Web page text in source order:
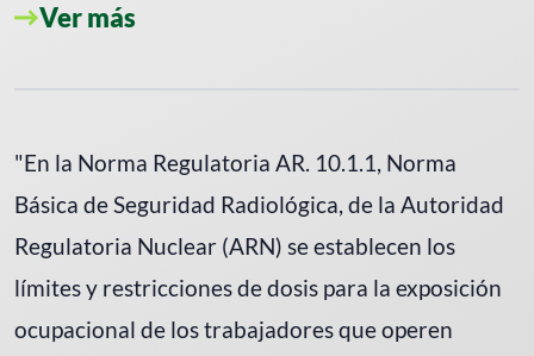
Ver más
"En la Norma Regulatoria AR. 10.1.1, Norma
Básica de Seguridad Radiológica, de la Autoridad
Regulatoria Nuclear (ARN) se establecen los
límites y restricciones de dosis para la exposición
ocupacional de los trabajadores que operen